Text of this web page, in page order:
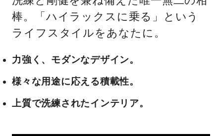
棒。「ハイラックスに乗る」という
ライフスタイルをあなたに。
力強く、モダンなデザイン。
様々な用途に応える積載性。
上質で洗練されたインテリア。